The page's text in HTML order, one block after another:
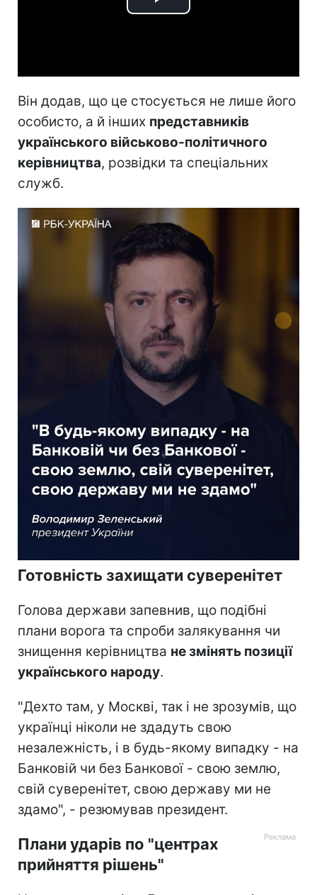
Play
Він додав, що це стосується не лише його
особисто, а й інших представників
українського військово-політичного
керівництва, розвідки та спеціальних
служб.
Готовність захищати суверенітет
Голова держави запевнив, що подібні
плани ворога та спроби залякування чи
знищення керівництва не змінять позиції
українського народу.
"Дехто там, у Москві, так і не зрозумів, що
українці ніколи не здадуть свою
незалежність, і в будь-якому випадку - на
Банковій чи без Банкової - свою землю,
свій суверенітет, свою державу ми не
здамо", - резюмував президент.
Плани ударів по "центрах
прийняття рішень"